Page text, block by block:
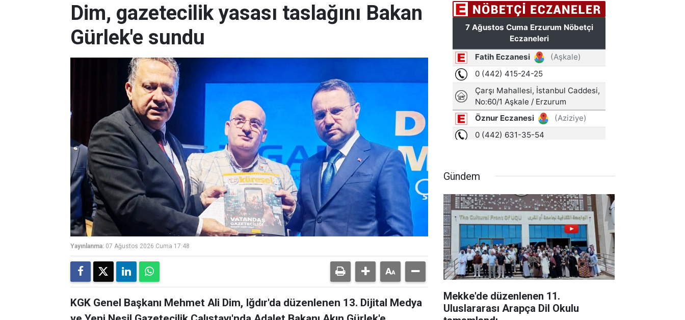
Dim, gazetecilik yasası taslağını Bakan
Gürlek'e sundu
Yayınlanma: 07 Ağustos 2026 Cuma 17:48
KGK Genel Başkanı Mehmet Ali Dim, Iğdır'da düzenlenen 13. Dijital Medya
Gündem
Mekke'de düzenlenen 11.
Uluslararası Arapça Dil Okulu